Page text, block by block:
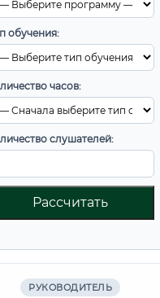
обучения:
часов:
слушателей:
Рассчитать
РУКОВОДИТЕЛЬ